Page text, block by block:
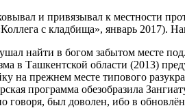
и привязывал к местности
с кладбища», январь 2017).
найти в богом забытом месте
в Ташкентской области (2013)
на прежнем месте типового
программа обезобразила
говоря, был доволен, ибо в